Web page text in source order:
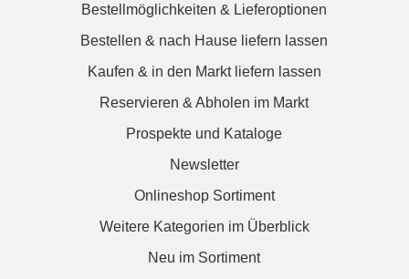
Bestellmöglichkeiten & Lieferoptionen
Bestellen & nach Hause liefern lassen
Kaufen & in den Markt liefern lassen
Reservieren & Abholen im Markt
Prospekte und Kataloge
Newsletter
Onlineshop Sortiment
Weitere Kategorien im Überblick
Neu im Sortiment